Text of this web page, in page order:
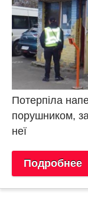
Потерпіла
порушником,
неї
Подробнее